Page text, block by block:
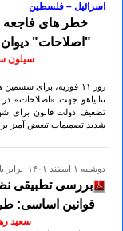
اسرائیل – فلسطین
خطر های فاجعه
"اصلاحات"
سیلون
نتانیاهو جهت «اصلاحات»
تضعیف دولت قانون برای
شدید تصمیمات تبعیض آمیز
دوشنبه ۱ اسفند ۱۴۰۱ برابر با ۲۰ فوريه ۲۰۲۳
بررسی تطبیقی
قوانین اساسی:
سعید